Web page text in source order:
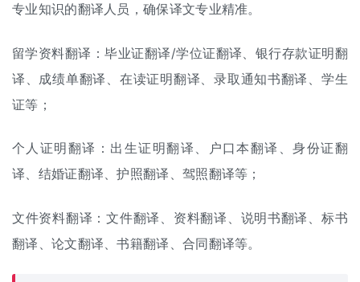
专业知识的翻译人员，确保译文专业精准。
留学资料翻译：毕业证翻译/学位证翻译 、银行存款证明翻
译、 成绩单翻译
、在读证明翻译、录取通知书翻译、学生
证等；
个人证明翻译： 出生证明翻译 、 户口本翻译 、身份证翻
译、 结婚证翻译、护照翻译 、 驾照翻译等；
文件资料翻译：文件翻译、资料翻译、 说明书翻译
标书
翻译
论文翻译 、书籍翻译、 合同翻译等。